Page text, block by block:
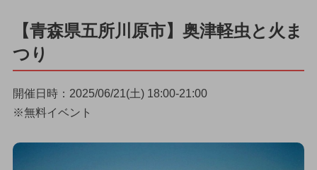
【青森県五所川原市】奥津軽虫と火ま
つり
開催日時：2025/06/21(土) 18:00-21:00
※無料イベント